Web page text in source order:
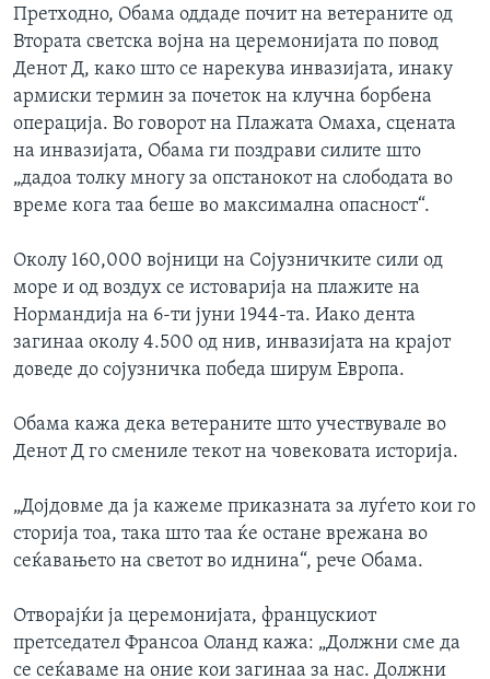
Претходно, Обама оддаде почит на ветераните од
Втората светска војна на церемонијата по повод
Денот Д, како што се нарекува инвазијата, инаку
армиски термин за почеток на клучна борбена
операција. Во говорот на Плажата Омаха, сцената
на инвазијата, Обама ги поздрави силите што
„дадоа толку многу за опстанокот на слободата во
време кога таа беше во максимална опасност“.
Околу 160,000 војници на Сојузничките сили од
море и од воздух се истоварија на плажите на
Нормандија на 6-ти јуни 1944-та. Иако дента
загинаа околу 4.500 од нив, инвазијата на крајот
доведе до сојузничка победа ширум Европа.
Обама кажа дека ветераните што учествувале во
Денот Д го смениле текот на човековата историја.
„Дојдовме да ја кажеме приказната за луѓето кои го
сторија тоа, така што таа ќе остане врежана во
сеќавањето на светот во иднина“, рече Обама.
Отворајќи ја церемонијата, францускиот
претседател Франсоа Оланд кажа: „Должни сме да
се сеќaваме на оние кои загинаа за нас. Должни